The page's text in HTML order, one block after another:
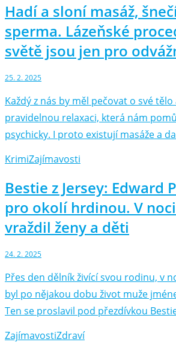
Hadí a sloní masáž,
sperma. Lázeňské
světě jsou jen pro
25. 2. 2025
Každý z nás by měl pečovat o své
pravidelnou relaxaci, která nám
psychicky. I proto existují masáže a
KrimiZajímavosti
Bestie z Jersey: Edward
pro okolí hrdinou. V
vraždil ženy a děti
24. 2. 2025
Přes den dělník živící svou rodinu, v
byl po nějakou dobu život muže
Ten se proslavil pod přezdívkou
ZajímavostiZdraví